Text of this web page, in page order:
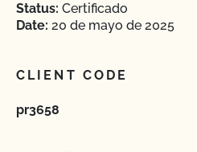
Status: Certificado
Date: 20 de mayo de 2025
CLIENT CODE
pr3658